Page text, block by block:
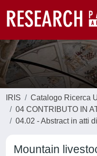
IRIS
Catalogo Ricerca
04 CONTRIBUTO IN
04.02 - Abstract in atti
Mountain